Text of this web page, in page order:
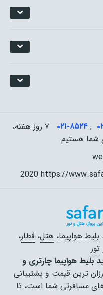
,۰۲۱-۸۵۲۴
۷ روز هفته،
2020 https://
بلیط هواپیما، هتل، قطار،
تور
بلیط هواپیما چارتری و
ترین قیمت و پشتیبانی
های مسافرتی شما است، تا